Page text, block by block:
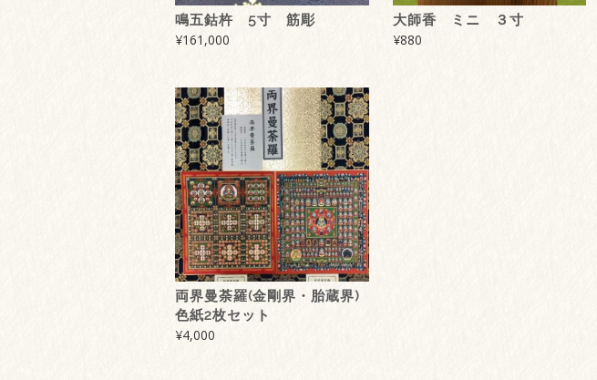
鳴五鈷杵 5寸 筋彫
¥161,000
大師香 ミニ ３寸
¥880
両界曼荼羅(金剛界・胎蔵界)
色紙2枚セット
¥4,000